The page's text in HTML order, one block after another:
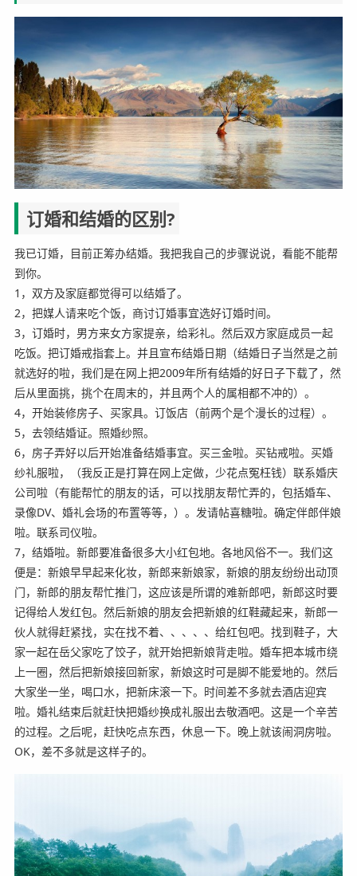
订婚和结婚的区别?
我已订婚，目前正筹办结婚。我把我自己的步骤说说，看能不能帮
到你。
1，双方及家庭都觉得可以结婚了。
2，把媒人请来吃个饭，商讨订婚事宜选好订婚时间。
3，订婚时，男方来女方家提亲，给彩礼。然后双方家庭成员一起
吃饭。把订婚戒指套上。并且宣布结婚日期（结婚日子当然是之前
就选好的啦，我们是在网上把2009年所有结婚的好日子下载了，然
后从里面挑，挑个在周末的，并且两个人的属相都不冲的）。
4，开始装修房子、买家具。订饭店（前两个是个漫长的过程）。
5，去领结婚证。照婚纱照。
6，房子弄好以后开始准备结婚事宜。买三金啦。买钻戒啦。买婚
纱礼服啦，（我反正是打算在网上定做，少花点冤枉钱）联系婚庆
公司啦（有能帮忙的朋友的话，可以找朋友帮忙弄的，包括婚车、
录像DV、婚礼会场的布置等等，）。发请帖喜糖啦。确定伴郎伴娘
啦。联系司仪啦。
7，结婚啦。新郎要准备很多大小红包地。各地风俗不一。我们这
便是：新娘早早起来化妆，新郎来新娘家，新娘的朋友纷纷出动顶
门，新郎的朋友帮忙推门，这应该是所谓的难新郎吧，新郎这时要
记得给人发红包。然后新娘的朋友会把新娘的红鞋藏起来，新郎一
伙人就得赶紧找，实在找不着、、、、、给红包吧。找到鞋子，大
家一起在岳父家吃了饺子，就开始把新娘背走啦。婚车把本城市绕
上一圈，然后把新娘接回新家，新娘这时可是脚不能爱地的。然后
大家坐一坐，喝口水，把新床滚一下。时间差不多就去酒店迎宾
啦。婚礼结束后就赶快把婚纱换成礼服出去敬酒吧。这是一个辛苦
的过程。之后呢，赶快吃点东西，休息一下。晚上就该闹洞房啦。
OK，差不多就是这样子的。